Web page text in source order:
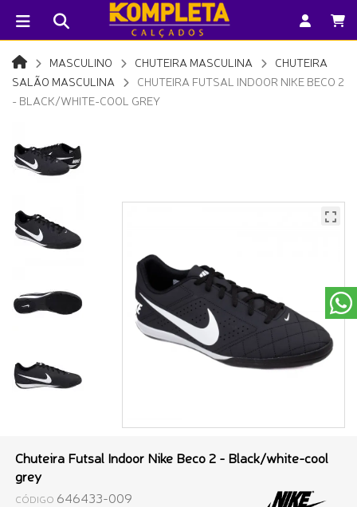
MASCULINO CHUTEIRA MASCULINA
CHUTEIRA
SALÃO MASCULINA
CHUTEIRA FUTSAL INDOOR NIKE BECO 2
- BLACK/WHITE-COOL GREY
Chuteira Futsal Indoor Nike Beco 2 - Black/white-cool
grey
CÓDIGO 646433-009